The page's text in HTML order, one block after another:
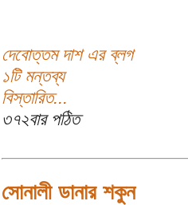
দেবোত্তম দাশ এর ব্লগ
১টি মন্তব্য
বিস্তারিত...
৩৭২বার পঠিত
সোনালী ডানার শকুন